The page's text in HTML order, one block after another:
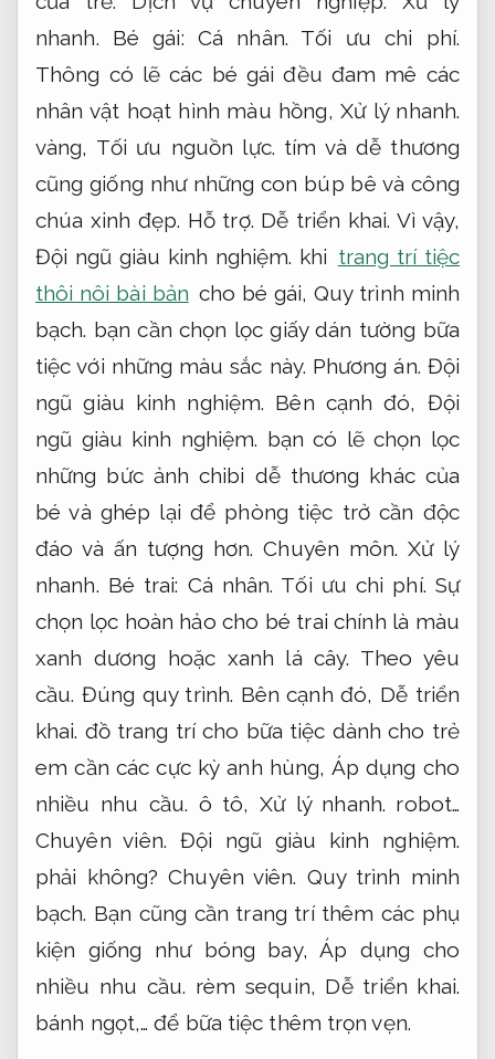
nhanh. Bé gái: Cá nhân. Tối ưu chi phí.
Thông có lẽ các bé gái đều đam mê các
nhân vật hoạt hình màu hồng,Xử lý nhanh.
vàng, Tối ưu nguồn lực. tím và dễ thương
cũng giống như những con búp bê và công
chúa xinh đẹp. Hỗ trợ. Dễ triển khai. Vì vậy,
Đội ngũ giàu kinh nghiệm. khi trang trí tiệc
thôi nôi bài bản cho bé gái,Quy trình minh
bạch. bạn cần chọn lọc giấy dán tường bữa
tiệc với những màu sắc này. Phương án. Đội
ngũ giàu kinh nghiệm. Bên cạnh đó, Đội
ngũ giàu kinh nghiệm. bạn có lẽ chọn lọc
những bức ảnh chibi dễ thương khác của
bé và ghép lại để phòng tiệc trở cần độc
đáo và ấn tượng hơn.Chuyên môn. Xử lý
nhanh. Bé trai: Cá nhân. Tối ưu chi phí. Sự
chọn lọc hoàn hảo cho bé trai chính là màu
xanh dương hoặc xanh lá cây. Theo yêu
cầu. Đúng quy trình. Bên cạnh đó, Dễ triển
khai. đồ trang trí cho bữa tiệc dành cho trẻ
em cần các cực kỳ anh hùng, Áp dụng cho
nhiều nhu cầu. ô tô, Xử lý nhanh. robot…
Chuyên viên. Đội ngũ giàu kinh nghiệm.
phải không?Chuyên viên. Quy trình minh
bạch. Bạn cũng cần trang trí thêm các phụ
kiện giống như bóng bay,Áp dụng cho
nhiều nhu cầu. rèm sequin, Dễ triển khai.
bánh ngọt,… để bữa tiệc thêm trọn vẹn.